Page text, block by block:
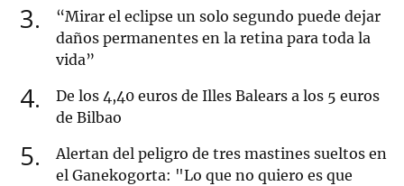
3
“Mirar el eclipse un solo segundo puede dejar
daños permanentes en la retina para toda la
vida”
4
De los 4,40 euros de Illes Balears a los 5 euros
de Bilbao
5
Alertan del peligro de tres mastines sueltos en
el Ganekogorta: "Lo que no quiero es que